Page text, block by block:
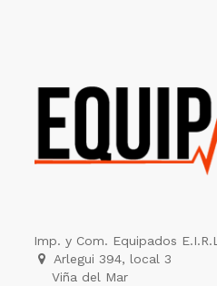
Imp. y Com. Equipados
Arlegui 394, local 3
Viña del Mar